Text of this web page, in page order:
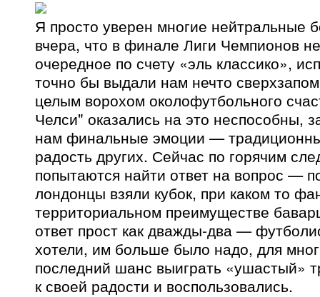
Я просто уверен многие нейтральные
вчера, что в финале Лиги Чемпионов
очередное по счету «эль классико»,
точно бы выдали нам нечто
целым ворохом околофутбольного
Челси" оказались на это неспособны,
нам финальные эмоции —
радость других. Сейчас по горячим
попытаются найти ответ на вопрос —
лондонцы взяли кубок, при каком то
территориальном преимуществе
ответ прост как дважды-два —
хотели, им больше было надо, для
последний шанс выиграть «ушастый»
к своей радости и воспользовались.